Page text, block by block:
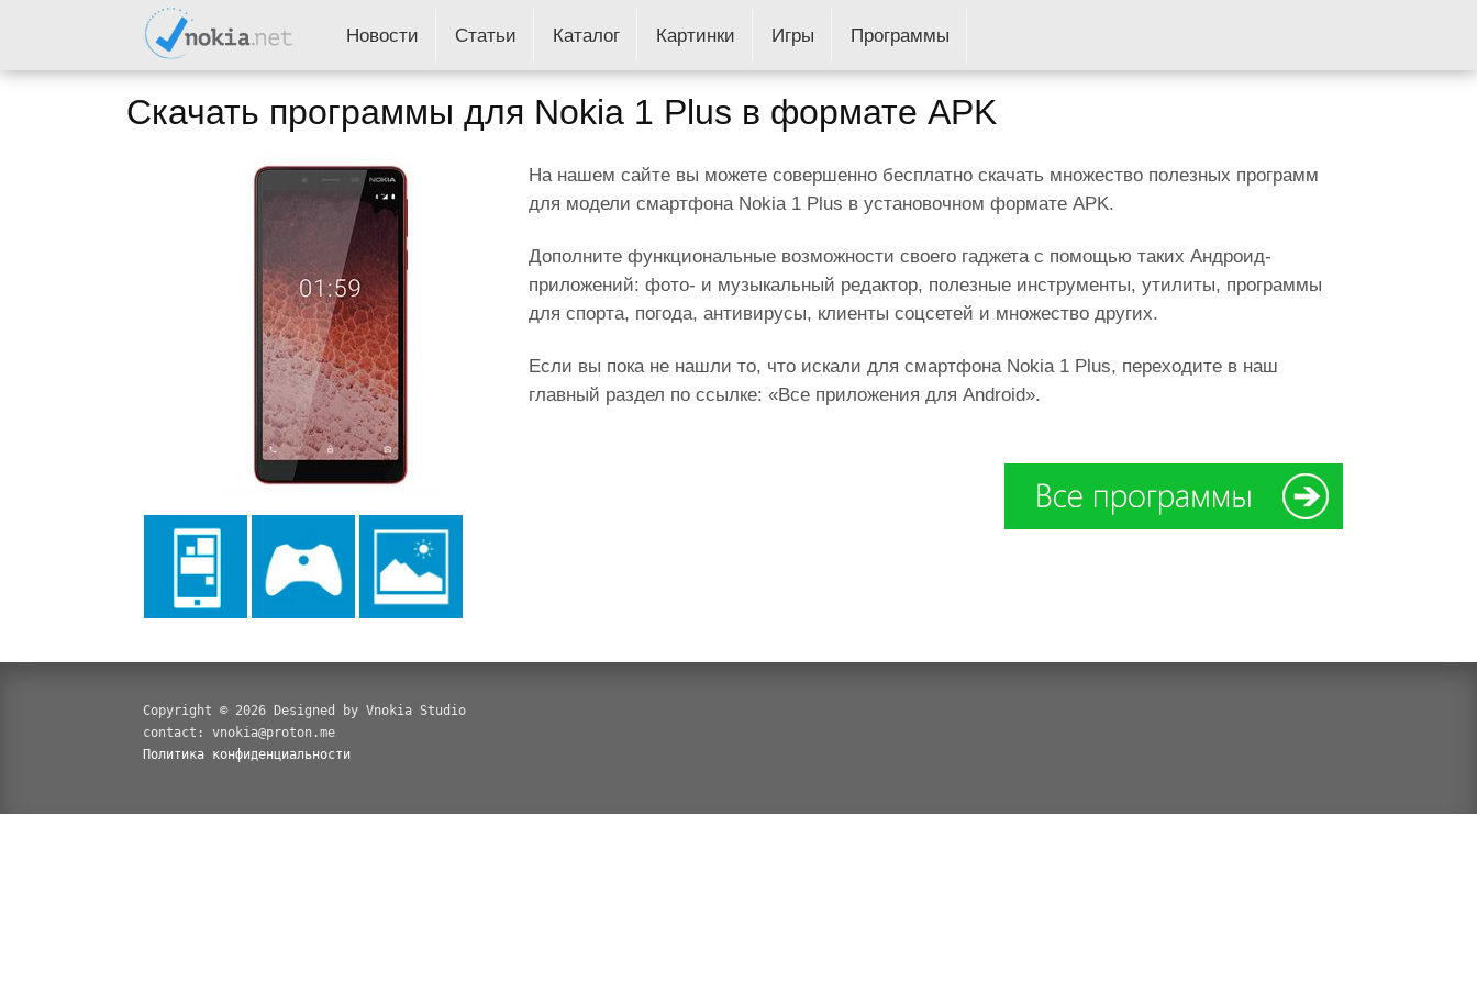
Новости Статьи Каталог Картинки Игры Программы
Скачать программы для Nokia 1 Plus в формате APK
На нашем сайте вы можете совершенно бесплатно скачать множество полезных программ
для модели смартфона Nokia 1 Plus в установочном формате APK.
Дополните функциональные возможности своего гаджета с помощью таких Андроид-
приложений: фото- и музыкальный редактор, полезные инструменты, утилиты, программы
для спорта, погода, антивирусы, клиенты соцсетей и множество других.
Если вы пока не нашли то, что искали для смартфона Nokia 1 Plus, переходите в наш
главный раздел по ссылке: «Все приложения для Android».
Copyright © 2026 Designed by Vnokia Studio
contact: vnokia@proton.me
Политика конфиденциальности